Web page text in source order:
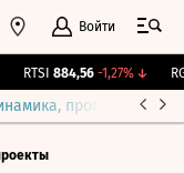
Войти
RTSI 884,56 -1,27%↓
прогнозы